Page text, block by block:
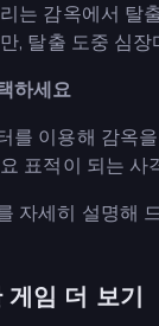
는 감옥에서 탈
, 탈출 도중 심
하세요
를 이용해 감옥
표적이 되는
자세히 설명해
게임 더 보기